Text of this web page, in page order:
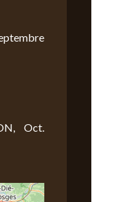
Oct.